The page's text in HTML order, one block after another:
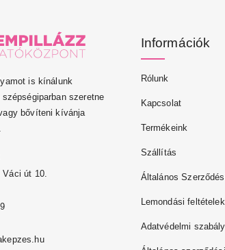
is kínálunk
szeretne
bővíteni kívánja
Váci út 10.
Információk
Rólunk
Kapcsolat
Termékeink
Szállítás
Általános
Lemondási feltételek
Adatvédelmi